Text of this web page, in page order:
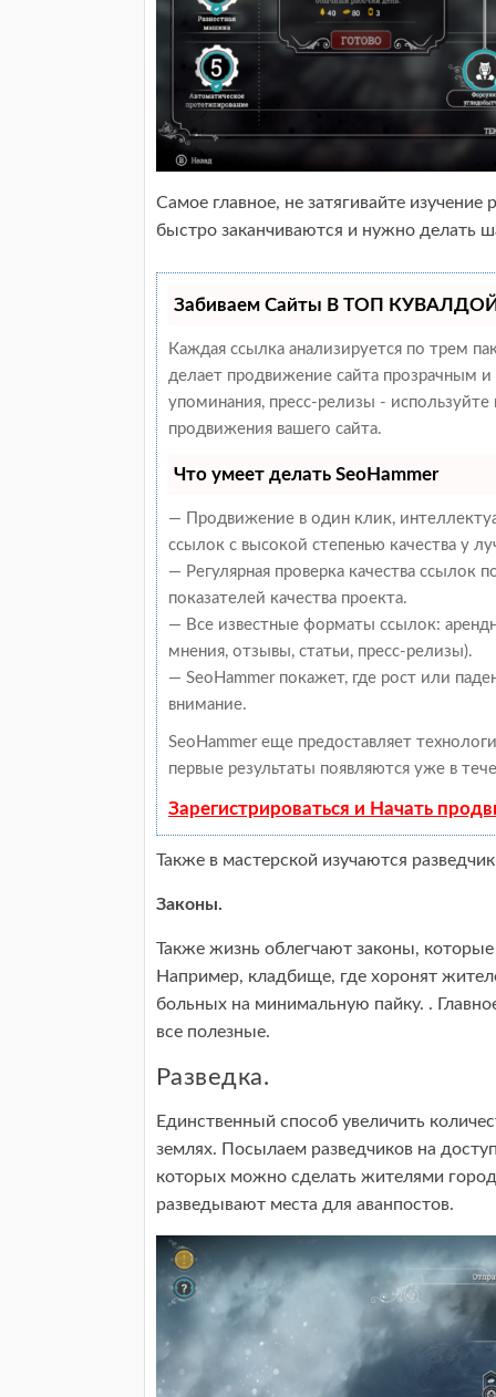
Самое главное, не затягивайте
быстро заканчиваются и нужно делать
Забиваем Сайты В ТОП КУВАЛДОЙ
Каждая ссылка анализируется по трем
делает продвижение сайта прозрачным
упоминания, пресс-релизы -
продвижения вашего сайта.
Что умеет делать SeoHammer
— Продвижение в один клик,
ссылок с высокой степенью качества у
— Регулярная проверка качества
показателей качества проекта.
— Все известные форматы ссылок:
мнения, отзывы, статьи, пресс-релизы).
— SeoHammer покажет, где рост или
внимание.
SeoHammer еще предоставляет
первые результаты появляются уже в
Зарегистрироваться и Начать
Также в мастерской изучаются
Законы.
Также жизнь облегчают законы,
Например, кладбище, где хоронят
больных на минимальную пайку. .
все полезные.
Разведка.
Единственный способ увеличить
землях. Посылаем разведчиков на
которых можно сделать жителями
разведывают места для аванпостов.